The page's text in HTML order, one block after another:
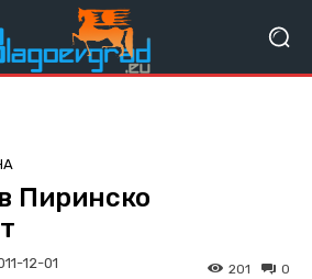
Пиринско
12-01 0
201